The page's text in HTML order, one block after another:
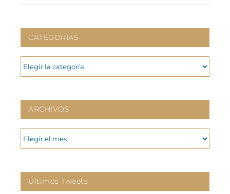
CATEGORIAS
CATEGORIAS
ARCHIVOS
ARCHIVOS
Últimos Tweets